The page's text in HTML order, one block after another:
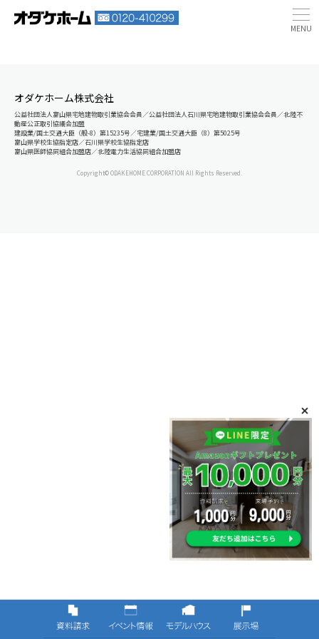
オダケホーム株式会社
公益社団法人富山県宅地建物取引業協会会員／公益社団法人石川県宅地建物取引業協会会員／北陸不
動産公正取引協議会加盟
建設業/国土交通大臣（般-8）第15235号／宅建業/国土交通大臣（8）第5025号
富山県学校生協指定店／石川県学校生協指定店
富山県医師協同組合加盟店／北陸電力生活協同組合加盟店
Copyright© ODAKEHOME CORPORATION All Rights Reserved.